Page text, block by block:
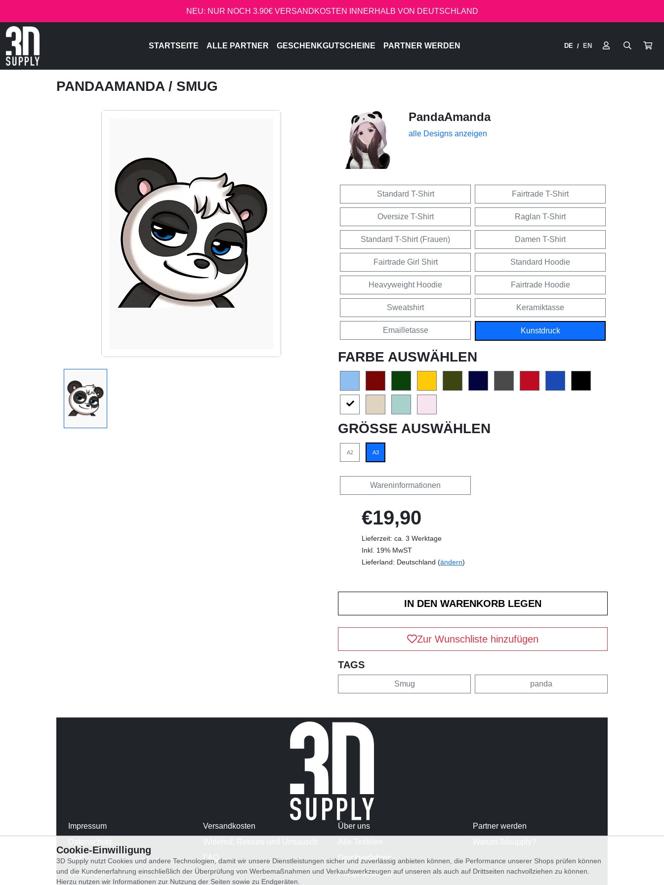
NEU: NUR NOCH 3.90€ VERSANDKOSTEN INNERHALB VON DEUTSCHLAND
STARTSEITE ALLE PARTNER GESCHENKGUTSCHEINE PARTNER WERDEN DE / EN
PANDAAMANDA / SMUG
PandaAmanda
alle Designs anzeigen
Standard T-Shirt Fairtrade T-Shirt
Oversize T-Shirt Raglan T-Shirt
Standard T-Shirt (Frauen) Damen T-Shirt
Fairtrade Girl Shirt Standard Hoodie
Heavyweight Hoodie Fairtrade Hoodie
Sweatshirt Keramiktasse
Emailletasse Kunstdruck
FARBE AUSWÄHLEN
GRÖSSE AUSWÄHLEN
A2 A3
Wareninformationen
€19,90
Lieferzeit: ca. 3 Werktage
Inkl. 19% MwST
Lieferland: Deutschland (ändern)
Zur Wunschliste hinzufügen
TAGS
Smug panda
Impressum
AGB
WhatsApp
Versandkosten
FAQ
Über uns
Druckverfahren
Pflegehinweise
Partner werden
Cookie-Einwilligung
3D Supply nutzt Cookies und andere Technologien, damit wir unsere Dienstleistungen sicher und zuverlässig anbieten können, die Performance unserer Shops prüfen können
und die Kundenerfahrung einschließlich der Überprüfung von Werbemaßnahmen und Verkaufswerkzeugen auf unseren als auch auf Drittseiten nachvollziehen zu können.
Hierzu nutzen wir Informationen zur Nutzung der Seiten sowie zu Endgeräten.